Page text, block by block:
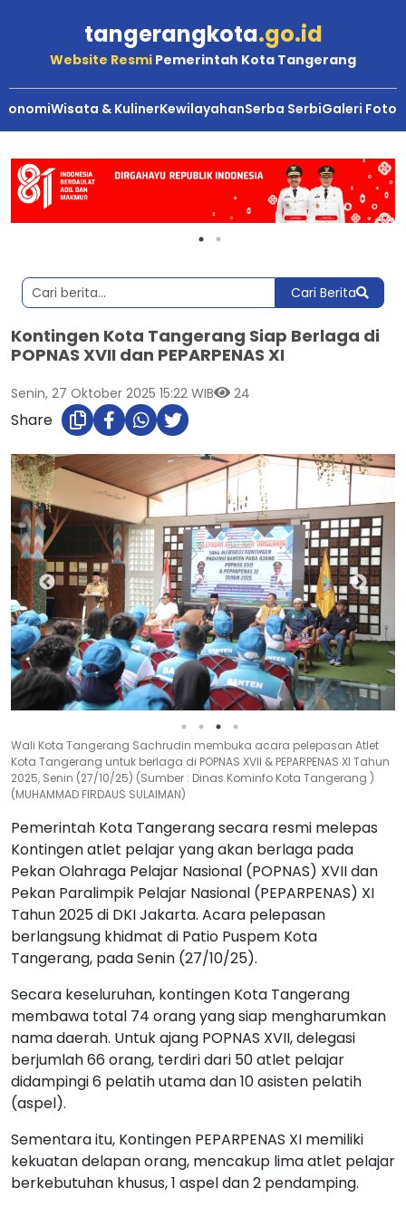
tangerangkota.go.id
Website Resmi Pemerintah Kota Tangerang
Wisata & KulinerKewilayahanSerba SerbiGaleri Foto
Cari Berita
Kontingen Kota Tangerang Siap Berlaga di
POPNAS XVII dan PEPARPENAS XI
Senin, 27 Oktober 2025 15:22 WIB 24
Share
Wali Kota Tangerang Sachrudin membuka acara pelepasan Atlet
Kota Tangerang untuk berlaga di POPNAS XVII & PEPARPENAS XI Tahun
2025, Senin (27/10/25) (Sumber : Dinas Kominfo Kota Tangerang )
(MUHAMMAD FIRDAUS SULAIMAN)
Pemerintah Kota Tangerang secara resmi melepas
Kontingen atlet pelajar yang akan berlaga pada
Pekan Olahraga Pelajar Nasional (POPNAS) XVII dan
Pekan Paralimpik Pelajar Nasional (PEPARPENAS) XI
Tahun 2025 di DKI Jakarta. Acara pelepasan
berlangsung khidmat di Patio Puspem Kota
Tangerang, pada Senin (27/10/25).
Secara keseluruhan, kontingen Kota Tangerang
membawa total 74 orang yang siap mengharumkan
nama daerah. Untuk ajang POPNAS XVII, delegasi
berjumlah 66 orang, terdiri dari 50 atlet pelajar
didampingi 6 pelatih utama dan 10 asisten pelatih
(aspel).
Sementara itu, Kontingen PEPARPENAS XI memiliki
kekuatan delapan orang, mencakup lima atlet pelajar
berkebutuhan khusus, 1 aspel dan 2 pendamping.